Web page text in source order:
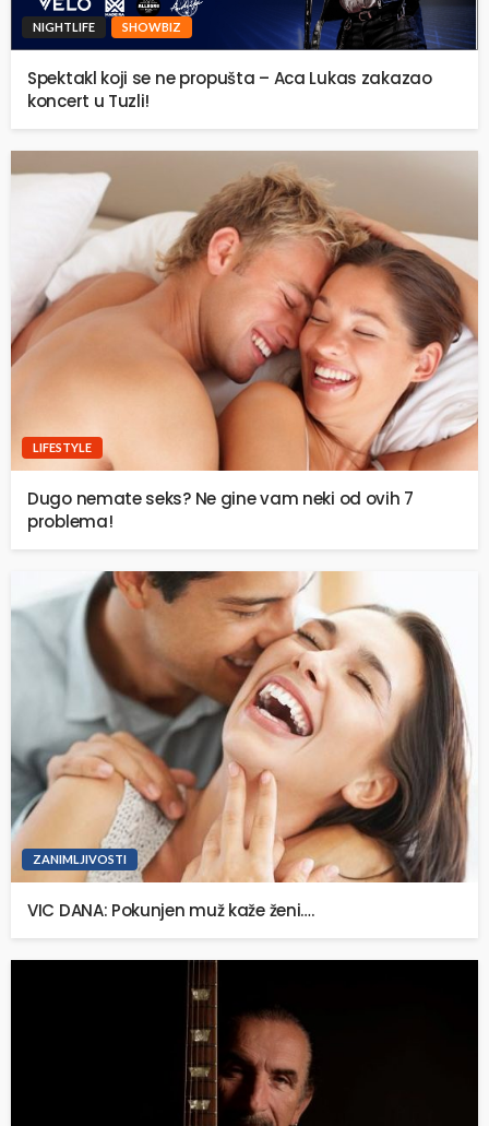
NIGHTLIFE SHOWBIZ
Spektakl koji se ne propušta – Aca Lukas zakazao
koncert u Tuzli!
LIFESTYLE
Dugo nemate seks? Ne gine vam neki od ovih 7
problema!
ZANIMLJIVOSTI
VIC DANA: Pokunjen muž kaže ženi….